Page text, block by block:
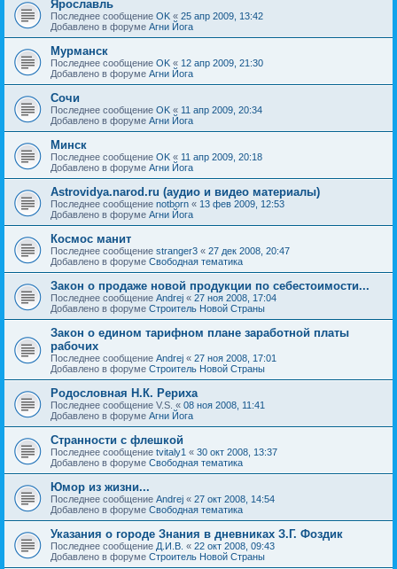
Ярославль
Последнее сообщение OK « 25 апр 2009, 13:42
Добавлено в форуме Агни Йога
Мурманск
Последнее сообщение OK « 12 апр 2009, 21:30
Добавлено в форуме Агни Йога
Сочи
Последнее сообщение OK « 11 апр 2009, 20:34
Добавлено в форуме Агни Йога
Минск
Последнее сообщение OK « 11 апр 2009, 20:18
Добавлено в форуме Агни Йога
Astrovidya.narod.ru (аудио и видео материалы)
Последнее сообщение notborn « 13 фев 2009, 12:53
Добавлено в форуме Агни Йога
Космос манит
Последнее сообщение stranger3 « 27 дек 2008, 20:47
Добавлено в форуме Свободная тематика
Закон о продаже новой продукции по себестоимости...
Последнее сообщение Andrej « 27 ноя 2008, 17:04
Добавлено в форуме Строитель Новой Страны
Закон о едином тарифном плане заработной платы
рабочих
Последнее сообщение Andrej « 27 ноя 2008, 17:01
Добавлено в форуме Строитель Новой Страны
Родословная Н.К. Рериха
Последнее сообщение V.S. « 08 ноя 2008, 11:41
Добавлено в форуме Агни Йога
Странности с флешкой
Последнее сообщение tvitaly1 « 30 окт 2008, 13:37
Добавлено в форуме Свободная тематика
Юмор из жизни...
Последнее сообщение Andrej « 27 окт 2008, 14:54
Добавлено в форуме Свободная тематика
Указания о городе Знания в дневниках З.Г. Фоздик
Последнее сообщение Д.И.В. « 22 окт 2008, 09:43
Добавлено в форуме Строитель Новой Страны